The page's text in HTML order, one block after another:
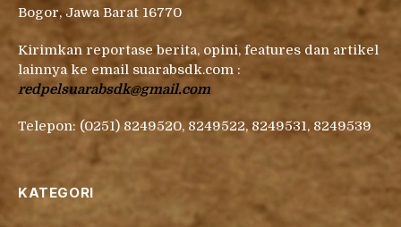
Bogor, Jawa Barat 16770
Kirimkan reportase berita, opini, features dan artikel
lainnya ke email suarabsdk.com :
redpelsuarabsdk@gmail.com
Telepon: (0251) 8249520, 8249522, 8249531, 8249539
KATEGORI